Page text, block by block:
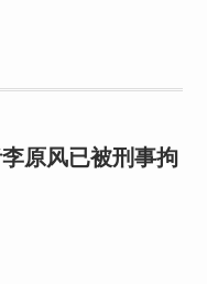
原风已被刑事拘